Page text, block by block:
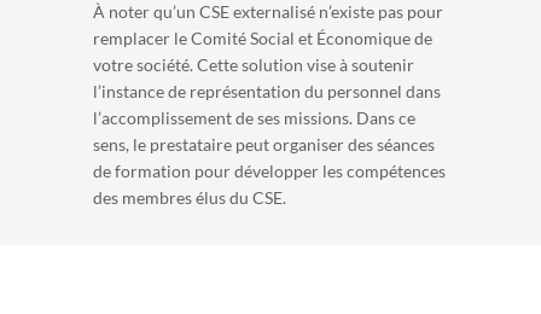
À noter qu’un CSE externalisé n’existe pas pour
remplacer le Comité Social et Économique de
votre société. Cette solution vise à soutenir
l’instance de représentation du personnel dans
l’accomplissement de ses missions. Dans ce
sens, le prestataire peut organiser des séances
de formation pour développer les compétences
des membres élus du CSE.